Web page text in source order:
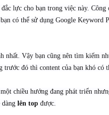
lực cho bạn trong việc này.
có thể sử dụng Google Keyword
nhất. Vậy bạn cũng nên tìm kiếm
đó thì content của bạn khó có
chiều hướng đang phát triển
lên top được.